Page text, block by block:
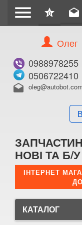
menu star
0 drafts
Олег
0988978255
0506722410
drafts
НОВІ ТА Б/У
ІНТЕРНЕТ
КАТАЛОГ